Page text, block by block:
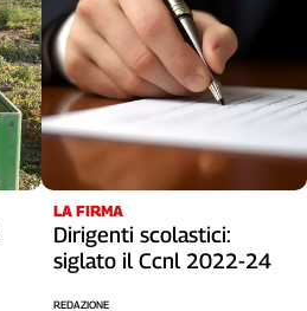
LA FIRMA
Dirigenti scolastici:
siglato il Ccnl 2022-24
REDAZIONE